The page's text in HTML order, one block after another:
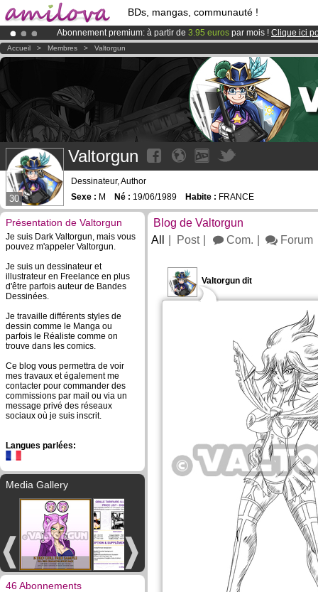
BDs, mangas, communauté !
Abonnement premium: à partir de 3.95 euros par mois ! Clique ici
LeKickstarter Amilova est désormais lancé!.
Déjà 100000membreset 1000BDs & Mangas!
Accueil > Membres > Valtorgun
30
Valtorgun
Dessinateur, Author
Sexe : M Né : 19/06/1989 Habite : FRANCE
Présentation de Valtorgun
Je suis Dark Valtorgun, mais vous
pouvez m'appeler Valtorgun.
Je suis un dessinateur et
illustrateur en Freelance en plus
d'être parfois auteur de Bandes
Dessinées.
Je travaille différents styles de
dessin comme le Manga ou
parfois le Réaliste comme on
trouve dans les comics.
Ce blog vous permettra de voir
mes travaux et également me
contacter pour commander des
commissions par mail ou via un
message privé des réseaux
sociaux où je suis inscrit.
Langues parlées:
Media Gallery
46 Abonnements
Blog de Valtorgun
All
Post Com. Forum
Valtorgun dit